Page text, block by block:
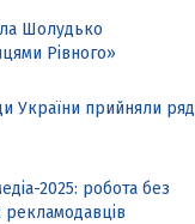
Шолудько
Рівного»
України прийняли ряд
2025: робота без
рекламодавців